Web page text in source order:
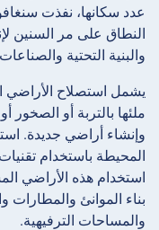
عدد سكانها، نفذت
النطاق على مر السنين
والبنية التحتية
يشمل استصلاح الأراضي
ملئها بالتربة أو
وإنشاء أراضي جديدة.
المحيطة باستخدام
استخدام هذه الأراضي
بناء الموانئ
والمساحات الترفيهية.